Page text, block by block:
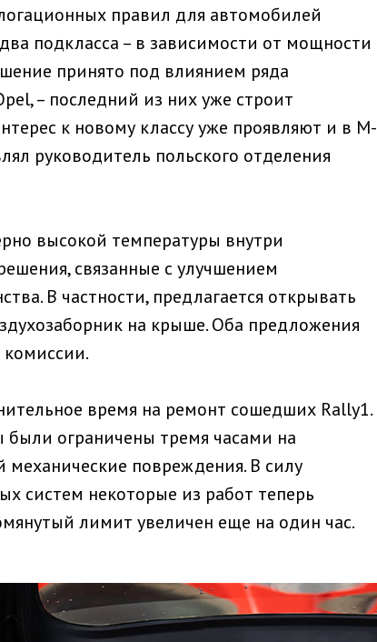
правил для автомобилей
подкласса – в зависимости от мощности
принято под влиянием ряда
– последний из них уже строит
к новому классу уже проявляют и в M-
руководитель польского отделения
высокой температуры внутри
связанные с улучшением
В частности, предлагается открывать
на крыше. Оба предложения
время на ремонт сошедших Rally1.
ограничены тремя часами на
механические повреждения. В силу
систем некоторые из работ теперь
лимит увеличен еще на один час.